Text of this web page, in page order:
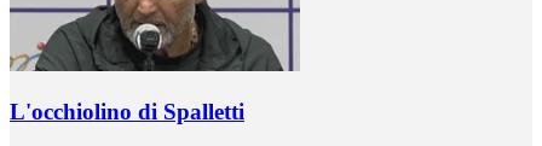
L'occhiolino di Spalletti